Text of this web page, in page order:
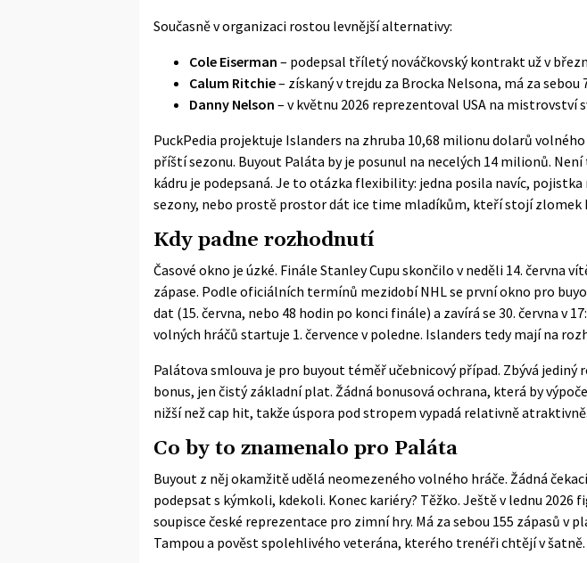
Současně v organizaci rostou levnější alternativy:
Cole Eiserman – podepsal tříletý nováčkovský kontrakt už v
Calum Ritchie– získaný v trejdu za Brocka Nelsona, má za sebou
Danny Nelson – v květnu 2026 reprezentoval USA na mistrovství
PuckPedia projektuje Islanders na zhruba 10,68 milionu dolarů
příští sezonu. Buyout Paláta by je posunul na necelých 14 milionů.
kádru je podepsaná. Je to otázka flexibility: jedna posila navíc, pojistka
sezony, nebo prostě prostor dát ice time mladíkům, kteří stojí zlomek
Kdy padne rozhodnutí
Časové okno je úzké. Finále Stanley Cupu skončilo v neděli 14. června
zápase. Podle oficiálních termínů mezidobí NHL se první okno pro
dat (15. června, nebo 48 hodin po konci finále) a zavírá se 30. června v
volných hráčů startuje 1. července v poledne. Islanders tedy mají na
Palátova smlouva je pro buyout téměř učebnicový případ. Zbývá jediný
bonus, jen čistý základní plat. Žádná bonusová ochrana, která by
nižší než cap hit, takže úspora pod stropem vypadá relativně atraktivně.
Co by to znamenalo pro Paláta
Buyout z něj okamžitě udělá neomezeného volného hráče. Žádná
podepsat s kýmkoli, kdekoli. Konec kariéry? Těžko. Ještě v lednu 2026
soupisce české reprezentace pro zimní hry. Má za sebou 155 zápasů v
Tampou a pověst spolehlivého veterána, kterého trenéři chtějí v šatně.